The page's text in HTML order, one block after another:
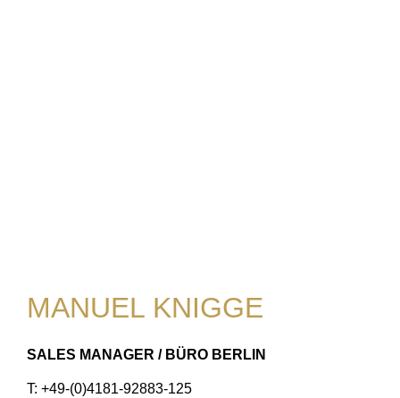
MANUEL KNIGGE
SALES MANAGER / BÜRO BERLIN
T: +49-(0)4181-92883-125